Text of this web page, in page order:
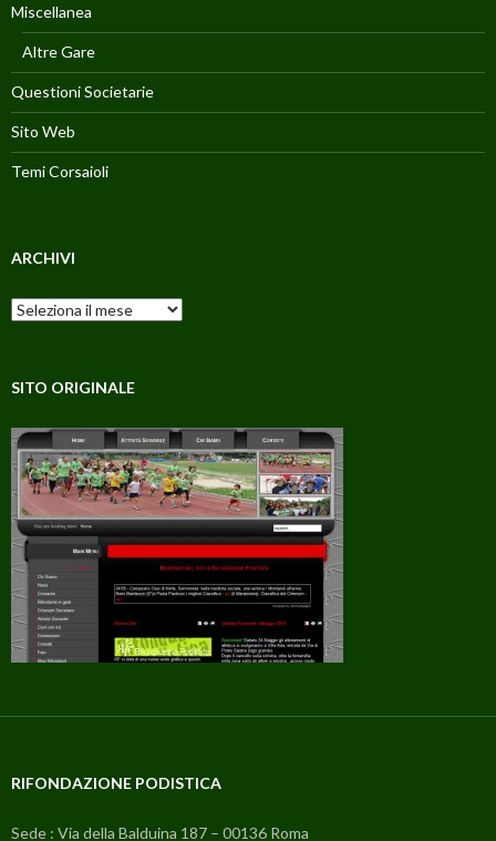
Miscellanea
Altre Gare
Questioni Societarie
Sito Web
Temi Corsaioli
ARCHIVI
Archivi
SITO ORIGINALE
RIFONDAZIONE PODISTICA
Sede : Via della Balduina 187 – 00136 Roma